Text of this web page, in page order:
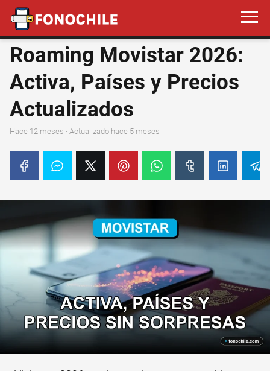
Roaming Movistar 2026:
Activa, Países y Precios
Actualizados
hace 12 meses · Actualizado hace 5 meses